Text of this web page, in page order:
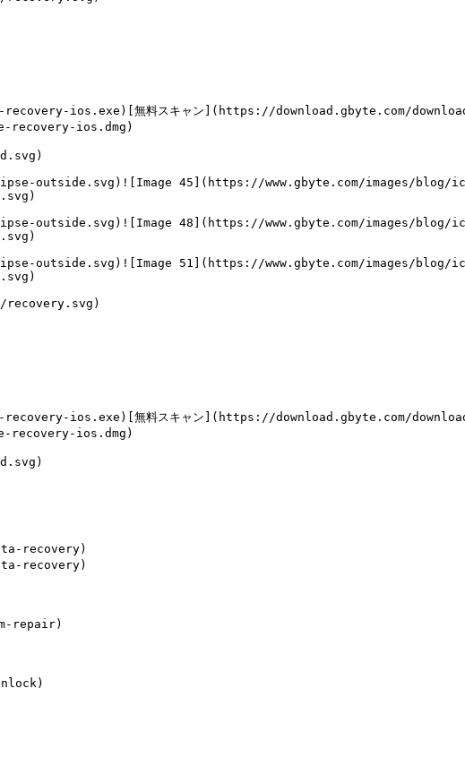
ios.exe)[無料スキャン](https://download.gbyte.com/
recovery-ios.dmg)
outside.svg)![Image 45](https://www.gbyte.com/images/blog/
outside.svg)![Image 48](https://www.gbyte.com/images/blog/
outside.svg)![Image 51](https://www.gbyte.com/images/blog/
recovery.svg)
ios.exe)[無料スキャン](https://download.gbyte.com/
recovery-ios.dmg)
recovery)
recovery)
repair)